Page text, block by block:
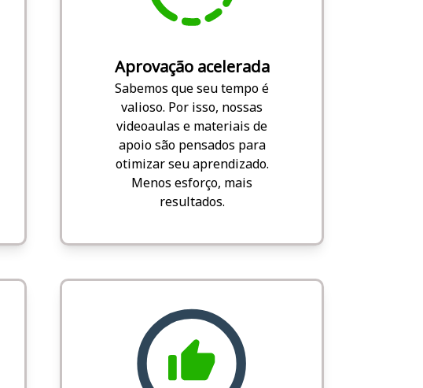
Aprovação acelerada
Sabemos que seu tempo é
valioso. Por isso, nossas
videoaulas e materiais de
apoio são pensados para
otimizar seu aprendizado.
Menos esforço, mais
resultados.